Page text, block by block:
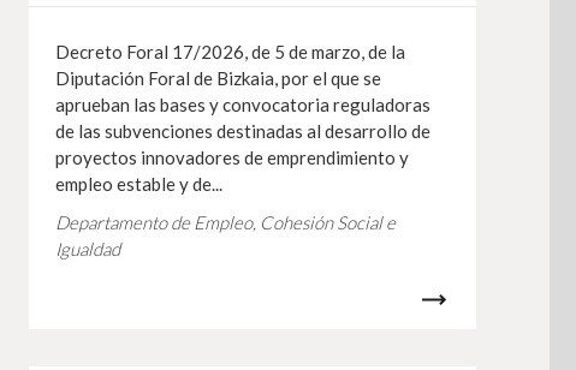
Decreto Foral 17/2026, de 5 de marzo, de la
Diputación Foral de Bizkaia, por el que se
aprueban las bases y convocatoria reguladoras
de las subvenciones destinadas al desarrollo de
proyectos innovadores de emprendimiento y
empleo estable y de...
Departamento de Empleo, Cohesión Social e
Igualdad